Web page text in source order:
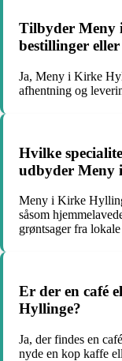
Tilbyder Meny
bestillinger
Ja, Meny i Kirke
afhentning og
Hvilke
udbyder Meny
Meny i Kirke
såsom
grøntsager fra
Er der en café
Hyllinge?
Ja, der findes en
nyde en kop kaffe